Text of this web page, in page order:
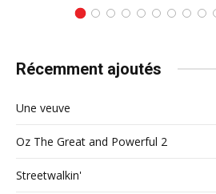
Récemment ajoutés
Une veuve
Oz The Great and Powerful 2
Streetwalkin'